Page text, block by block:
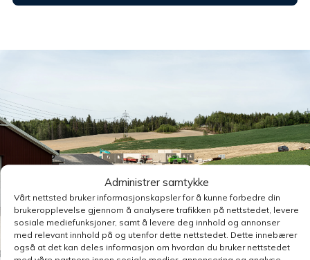
Administrer samtykke
Vårt nettsted bruker informasjonskapsler for å kunne forbedre din
brukeropplevelse gjennom å analysere trafikken på nettstedet, levere
sosiale mediefunksjoner, samt å levere deg innhold og annonser
med relevant innhold på og utenfor dette nettstedet. Dette innebærer
også at det kan deles informasjon om hvordan du bruker nettstedet